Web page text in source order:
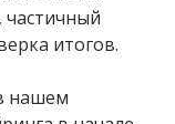
частичный
итогов.
нашем